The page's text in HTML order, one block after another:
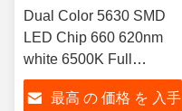
Dual Color 5630 SMD
LED Chip 660 620nm
white 6500K Full
Spectrum Customization
Available 1W For Car
最高 の 価格 を 入手